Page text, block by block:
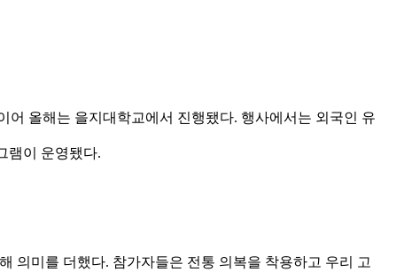
어 올해는 을지대학교에서 진행됐다. 행사에서는 외국인 유
램이 운영됐다.
의미를 더했다. 참가자들은 전통 의복을 착용하고 우리 고